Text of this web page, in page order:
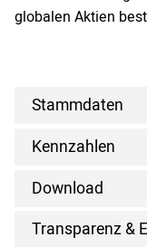
globalen Aktien
Stammdaten
Kennzahlen
Download
Transparenz &